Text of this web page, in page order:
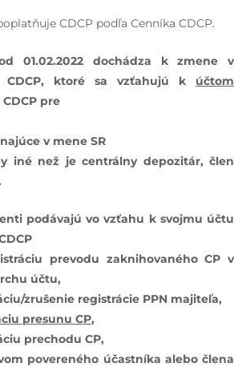
CDCP podľa Cenníka CDCP.
01.02.2022 dochádza k zmene v
CDCP, ktoré sa vzťahujú k účtom
pre
v mene SR
iné než je centrálny depozitár, člen
podávajú vo vzťahu k svojmu účtu
prevodu zaknihovaného CP v
účtu,
zrušenie registrácie PPN majiteľa,
presunu CP,
prechodu CP,
povereného účastníka alebo člena